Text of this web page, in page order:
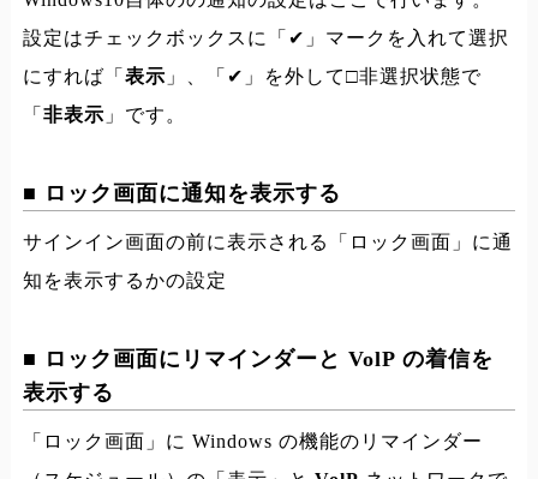
設定はチェックボックスに「✔」マークを入れて選択
にすれば「 表示 」、「✔」を外して□非選択状態で
「 非表示 」です。
■ ロック画面に通知を表示する
サインイン画面の前に表示される「ロック画面」に通
知を表示するかの設定
■ ロック画面にリマインダーと VolP の着信を
表示する
「ロック画面」に Windows の機能のリマインダー